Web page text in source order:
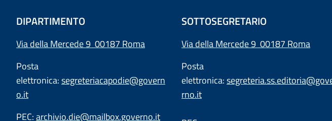
DIPARTIMENTO
Via della Mercede 9 00187 Roma
Posta
elettronica:segreteriacapodie@govern
o.it
PEC:archivio.die@mailbox.governo.it
SOTTOSEGRETARIO
Via della Mercede 9 00187 Roma
Posta
elettronica:
rno.it